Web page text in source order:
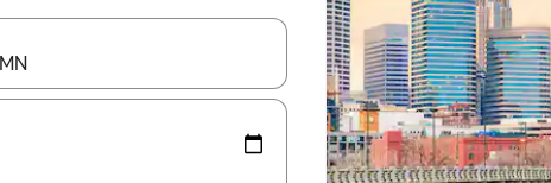
között a felfelé és a lefelé nyíllal navigálhatsz, illetve érintő és lapozó